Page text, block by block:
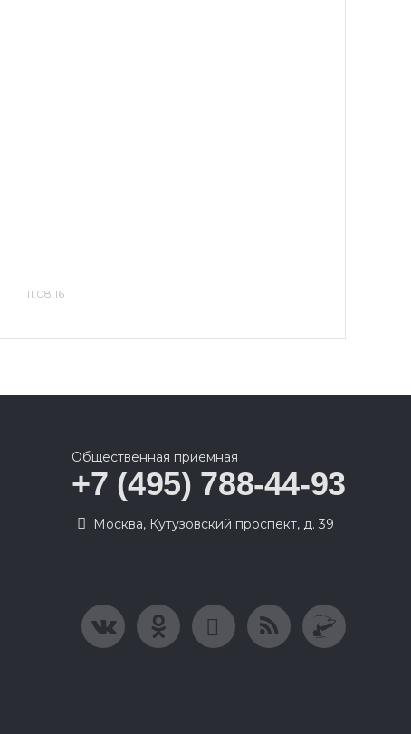
11.08.16
Общественная приемная
+7 (495) 788-44-93
Москва, Кутузовский проспект, д. 39